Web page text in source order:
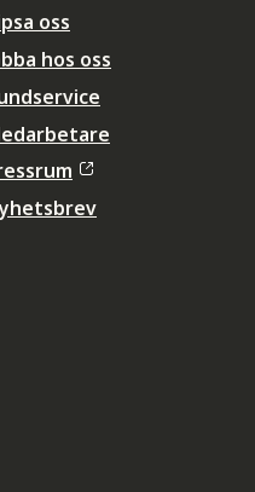
oss
hos oss